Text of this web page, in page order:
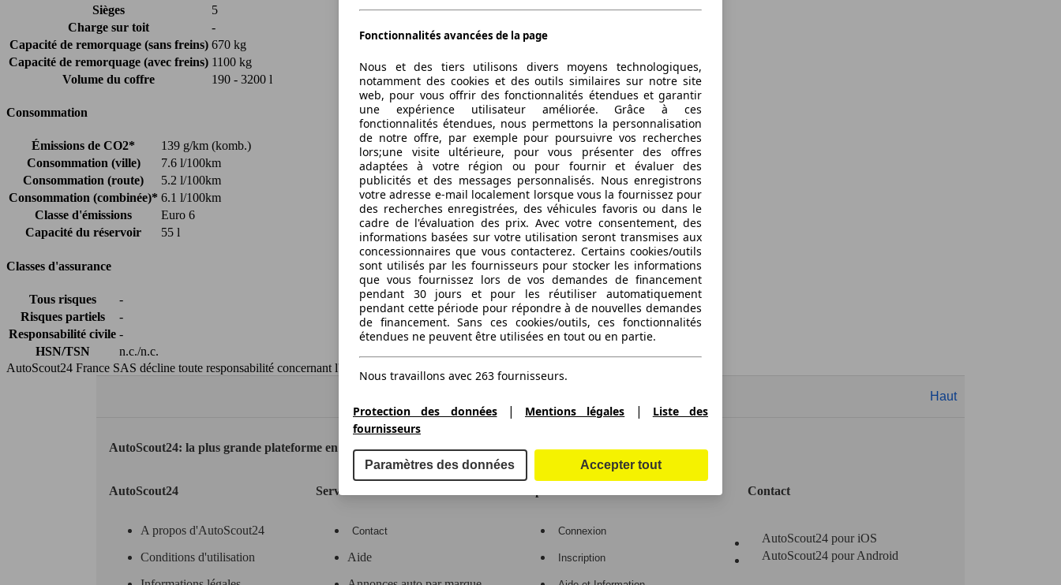
Sièges
5
Charge sur toit
-
Capacité de remorquage (sans freins) 670 kg
Capacité de remorquage (avec freins) 1100 kg
Volume du coffre
190 - 3200 l
Consommation
Émissions de CO2*
139 g/km (komb.)
Consommation (ville)
7.6 l/100km
Consommation (route)
5.2 l/100km
Consommation (combinée)* 6.1 l/100km
Classe d'émissions
Euro 6
Capacité du réservoir
55 l
Classes d'assurance
Tous risques
-
Risques partiels
-
Responsabilité civile -
HSN/TSN
n.c./n.c.
AutoScout24 France SAS décline toute responsabilité concernant l''exactitude des indications fournies.
Haut
AutoScout24: la plus grande plateforme en ligne de voitures en Europe
AutoScout24
A propos d'AutoScout24
Conditions d'utilisation
Service
Contact
Aide
Connexion
Inscription
Contact
AutoScout24 pour iOS
AutoScout24 pour Android
Fonctionnalités avancées de la page
Nous et des tiers utilisons divers moyens technologiques,
notamment des cookies et des outils similaires sur notre site
web, pour vous offrir des fonctionnalités étendues et garantir
une expérience utilisateur améliorée. Grâce à ces
fonctionnalités étendues, nous permettons la personnalisation
de notre offre, par exemple pour poursuivre vos recherches
lors;une visite ultérieure, pour vous présenter des offres
adaptées à votre région ou pour fournir et évaluer des
publicités et des messages personnalisés. Nous enregistrons
votre adresse e-mail localement lorsque vous la fournissez pour
des recherches enregistrées, des véhicules favoris ou dans le
cadre de l'évaluation des prix. Avec votre consentement, des
informations basées sur votre utilisation seront transmises aux
concessionnaires que vous contacterez. Certains cookies/outils
sont utilisés par les fournisseurs pour stocker les informations
que vous fournissez lors de vos demandes de financement
pendant 30 jours et pour les réutiliser automatiquement
pendant cette période pour répondre à de nouvelles demandes
de financement. Sans ces cookies/outils, ces fonctionnalités
étendues ne peuvent être utilisées en tout ou en partie.
Nous travaillons avec 263 fournisseurs.
Protection des données| Mentions légales |
Liste des
fournisseurs
Paramètres des données Accepter tout